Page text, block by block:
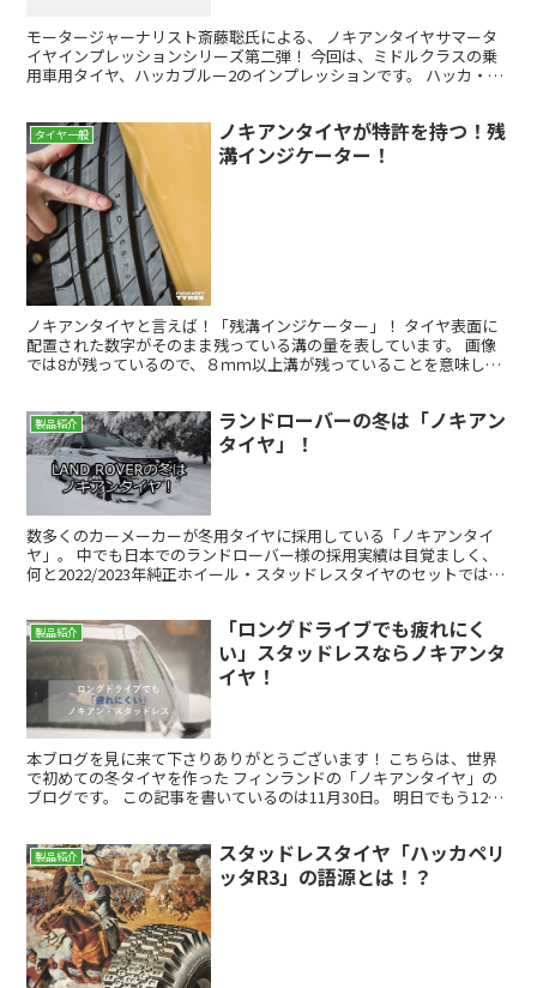
モータージャーナリスト斎藤聡氏による、 ノキアンタイヤサマータ
イヤインプレッションシリーズ第二弾！ 今回は、ミドルクラスの乗
用車用タイヤ、ハッカブルー2のインプレッションです。 ハッカ・ブ
タイヤ一般
ノキアンタイヤが特許を持つ！残
溝インジケーター！
ノキアンタイヤと言えば！「残溝インジケーター」！ タイヤ表面に
配置された数字がそのまま残っている溝の量を表しています。 画像
では8が残っているので、８ｍｍ以上溝が残っていることを意味しま
製品紹介
ランドローバーの冬は「ノキアン
タイヤ」！
数多くのカーメーカーが冬用タイヤに採用している「ノキアンタイ
ヤ」。 中でも日本でのランドローバー様の採用実績は目覚ましく、
何と2022/2023年純正ホイール・スタッドレスタイヤのセットでは、
製品紹介
「ロングドライブでも疲れにく
い」スタッドレスならノキアンタ
イヤ！
本ブログを見に来て下さりありがとうございます！ こちらは、世界
で初めての冬タイヤを作った フィンランドの「ノキアンタイヤ」の
ブログです。 この記事を書いているのは11月30日。 明日でもう12月
製品紹介
スタッドレスタイヤ「ハッカペリ
ッタR3」の語源とは！？